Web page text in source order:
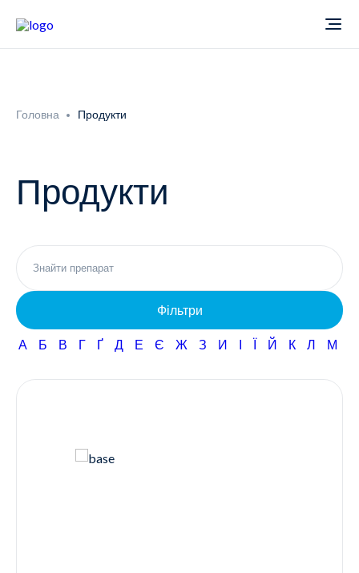
Новини
Неврологія
Гінекологія
Фармаконагляд
Кар'єра
Головна Продукти
Продукти
Фільтри
А Б В Г Ґ Д Е Є Ж З И І Ї Й К Л М